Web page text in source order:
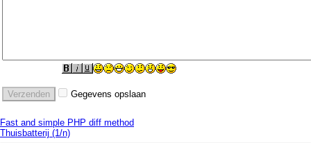
Gegevens opslaan
Fast and simple PHP diff method
Thuisbatterij (1/n)